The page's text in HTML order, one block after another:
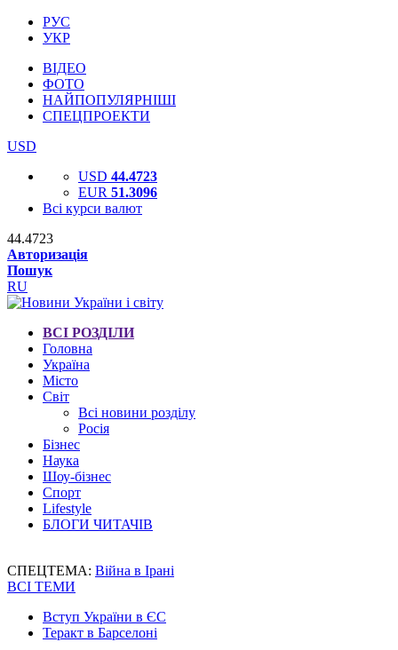
РУС
УКР
ВІДЕО
ФОТО
НАЙПОПУЛЯРНІШІ
СПЕЦПРОЕКТИ
USD
USD 44.4723
EUR 51.3096
Всі курси валют
44.4723
Авторизація
Пошук
RU
ВСІ РОЗДІЛИ
Головна
Україна
Місто
Світ
Всі новини розділу
Росія
Бізнес
Наука
Шоу-бізнес
Спорт
Lifestyle
БЛОГИ ЧИТАЧІВ
СПЕЦТЕМА: Війна в Ірані
ВСІ ТЕМИ
Вступ України в ЄС
Теракт в Барселоні